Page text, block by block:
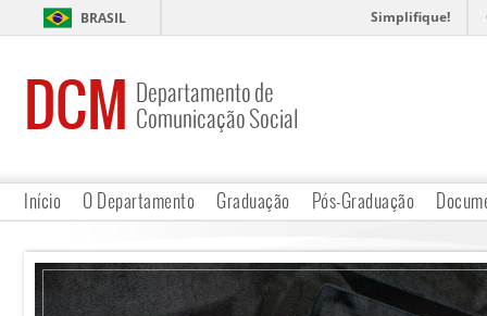
BRASIL Simplifique!
DCM Departamento de
Comunicação Social
Início O Departamento Graduação Pós-Graduação